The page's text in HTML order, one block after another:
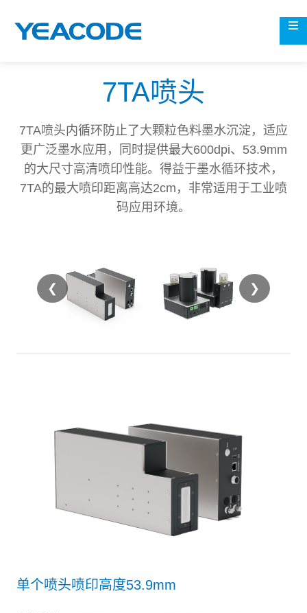
7TA喷头
7TA喷头内循环防止了大颗粒色料墨水沉淀，适应
更广泛墨水应用，同时提供最大600dpi、53.9mm
的大尺寸高清喷印性能。得益于墨水循环技术，
7TA的最大喷印距离高达2cm，非常适用于工业喷
码应用环境。
❮ ❯
单个喷头喷印高度53.9mm